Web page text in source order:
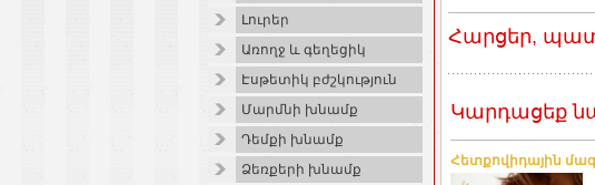
Լուրեր
Առողջ և գեղեցիկ
Էսթետիկ բժշկություն
Մարմնի խնամք
Դեմքի խնամք
Ձեռքերի խնամք
Հարցեր,
Կարդացեք
Հետքովիդային